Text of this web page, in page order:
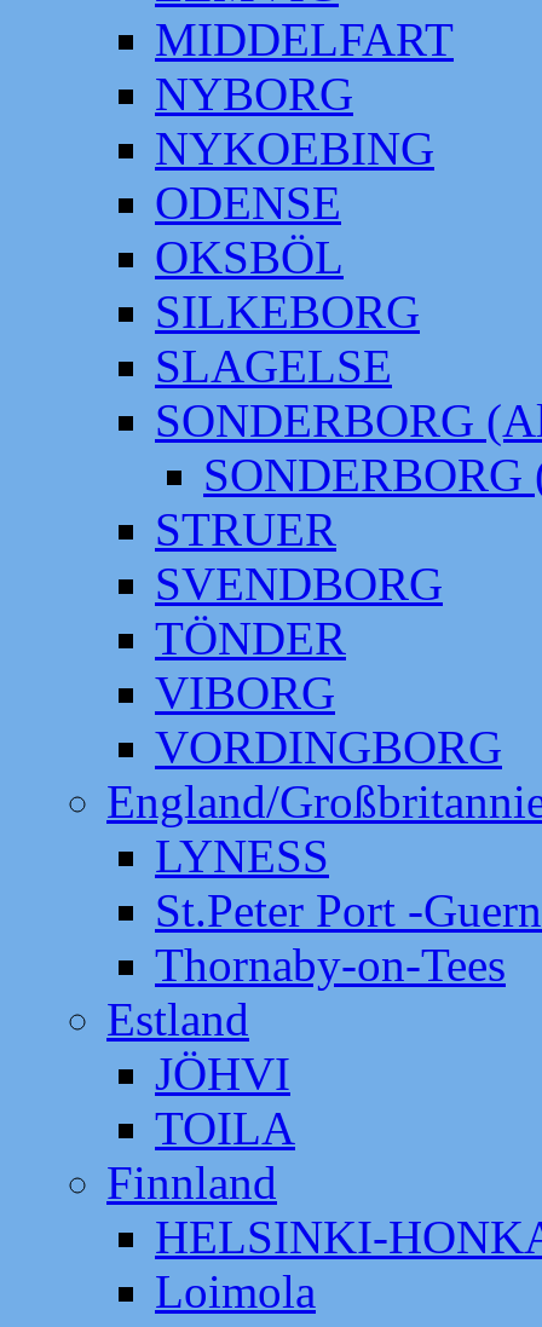
MIDDELFART
NYBORG
NYKOEBING
ODENSE
OKSBÖL
SILKEBORG
SLAGELSE
SONDERBORG
SONDERBORG
STRUER
SVENDBORG
TÖNDER
VIBORG
VORDINGBORG
England/
LYNESS
St.Peter Port -
Thornaby-on-Tees
Estland
JÖHVI
TOILA
Finnland
HELSINKI-
Loimola